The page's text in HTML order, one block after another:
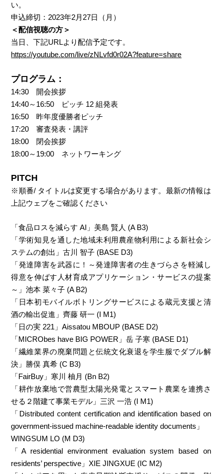
い。
申込締切：2023年2月27日（月）
＜配信視聴の方＞
当日、下記URLより配信予定です。
https://youtube.com/live/zNLvfd0r02A?feature=share
プログラム：
14:30 開会挨拶
14:40～16:50 ピッチ 12 組発表
16:50 昨年度優勝者ピッチ
17:20 審査発表・講評
18:00 閉会挨拶
18:00～19:00 ネットワーキング
PITCH
※順番/ タイトルは変更する場合があります。最新の情報は
上記ウェブをご確認ください
「食品ロスを減らす AI」美島 賢人 (A B3)
「学術知見を通した地域未利用農産物利用による新社会シ
ステムの創出」古川 智子 (BASE D3)
「発達障害を武器に！～発達障害者の生きづらさを軽減し
得意を伸ばす人材育成アプリケーション・サービスの提案
～」池本 菜々子 (A B2)
「日本初モバイルボトリングサービスによる蔵元支援と清
酒の輸出促進」齊藤 研一 (I M1)
「日の実 221」Aissatou MBOUP (BASE D2)
「MICRObes have BIG POWER」岳 子寒 (BASE D1)
「繊維業界の廃棄問題と伝統文化衰退を学生服でダブル解
決」勝俣 真希 (C B3)
「FairBuy」寒川 柚月 (Bn B2)
「耕作放棄地で営農型太陽光発電とスマート農業を連携さ
せる２階建て事業モデル」三沢 一浩 (I M1)
「Distributed content certification and identification based on
government-issued machine-readable identity documents」
WINGSUM LO (M D3)
「A residential environment evaluation system based on
residents’ perspective」XIE JINGXUE (IC M2)